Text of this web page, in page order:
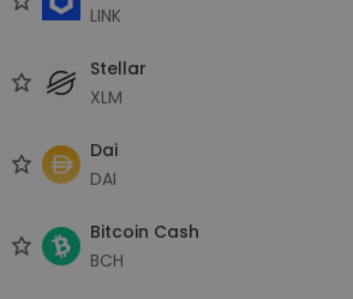
LINK
Stellar
XLM
Dai
DAI
Bitcoin Cash
BCH